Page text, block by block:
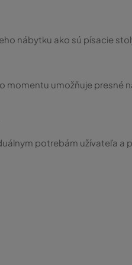
nábytku ako sú písacie
umožňuje presné
potrebám užívateľa a